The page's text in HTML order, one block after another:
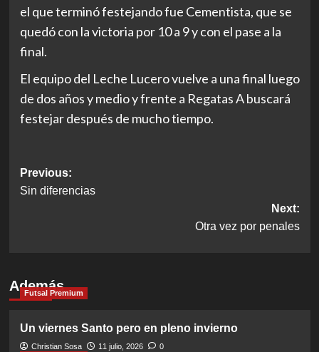
el que terminó festejando fue Cementista, que se
quedó con la victoria por 10 a 9 y con el pase a la
final.
El equipo del Leche Lucero vuelve a una final luego
de dos años y medio y frente a Regatas A buscará
festejar después de mucho tiempo.
Post
navigation
Previous:
Sin diferencias
Next:
Otra vez por penales
Además
Futsal Premium
Un viernes Santo pero en pleno invierno
Christian Sosa 11 julio, 2026
0